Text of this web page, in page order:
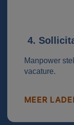
4.
Manpower
vacature.
MEER